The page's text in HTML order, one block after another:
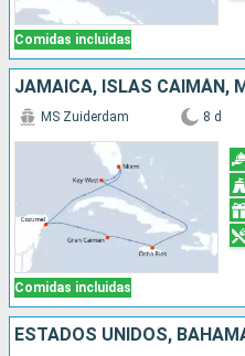
Comidas incluidas
Comidas incluidas
MS Zuiderdam 8 d
ESTADOS UNIDOS,